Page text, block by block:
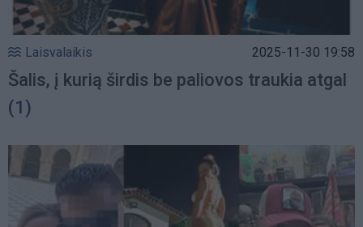
Laisvalaikis 2025-11-30 19:58
Šalis, į kurią širdis be paliovos traukia atgal
(1)